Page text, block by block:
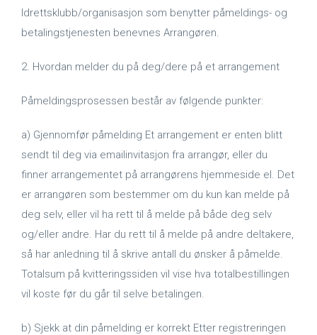
Idrettsklubb/organisasjon som benytter påmeldings- og
betalingstjenesten benevnes Arrangøren.
2. Hvordan melder du på deg/dere på et arrangement
Påmeldingsprosessen består av følgende punkter:
a) Gjennomfør påmelding Et arrangement er enten blitt
sendt til deg via emailinvitasjon fra arrangør, eller du
finner arrangementet på arrangørens hjemmeside el. Det
er arrangøren som bestemmer om du kun kan melde på
deg selv, eller vil ha rett til å melde på både deg selv
og/eller andre. Har du rett til å melde på andre deltakere,
så har anledning til å skrive antall du ønsker å påmelde.
Totalsum på kvitteringssiden vil vise hva totalbestillingen
vil koste før du går til selve betalingen.
b) Sjekk at din påmelding er korrekt Etter registreringen